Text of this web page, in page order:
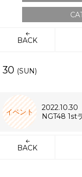
BACK
30 (SUN)
イベント
2022.10.30
NGT48 1st
BACK